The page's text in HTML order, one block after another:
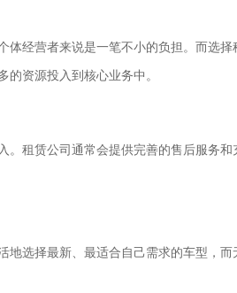
经营者来说是一笔不小的负担。而选择
资源投入到核心业务中。
。租赁公司通常会提供完善的售后服务和
地选择最新、最适合自己需求的车型，而